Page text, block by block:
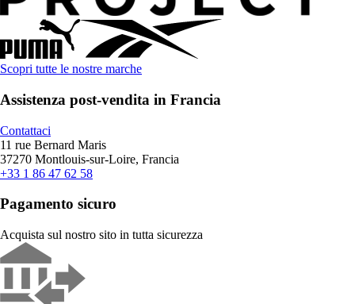
Scopri tutte le nostre marche
Assistenza post-vendita in Francia
Contattaci
11 rue Bernard Maris
37270 Montlouis-sur-Loire, Francia
+33 1 86 47 62 58
Pagamento sicuro
Acquista sul nostro sito in tutta sicurezza